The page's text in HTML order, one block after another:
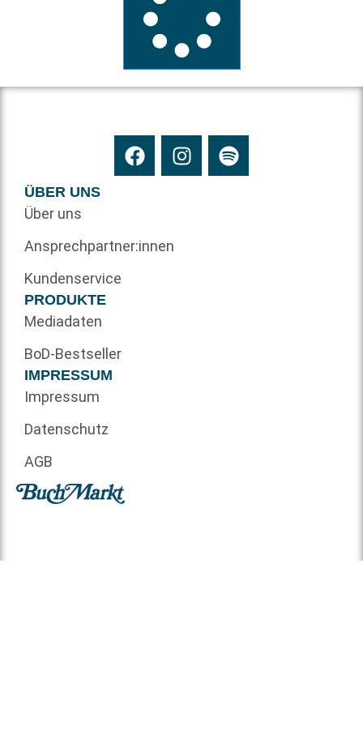
ÜBER UNS
Über uns
Ansprechpartner:innen
Kundenservice
PRODUKTE
Mediadaten
BoD-Bestseller
IMPRESSUM
Impressum
Datenschutz
AGB